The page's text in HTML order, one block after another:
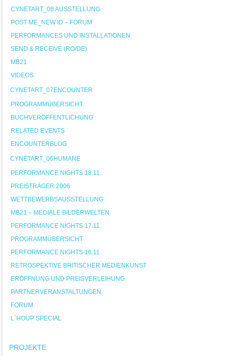
CYNETART_08 AUSSTELLUNG
POST ME_NEW ID – FORUM
PERFORMANCES UND INSTALLATIONEN
SEND & RECEIVE (RO/DE)
MB21
VIDEOS
CYNETART_07ENCOUNTER
PROGRAMMÜBERSICHT
BUCHVERÖFFENTLICHUNG
RELATED EVENTS
ENCOUNTERBLOG
CYNETART_06HUMANE
PERFORMANCE NIGHTS 18.11.
PREISTRÄGER 2006
WETTBEWERBSAUSSTELLUNG
MB21 – MEDIALE BILDERWELTEN
PERFORMANCE NIGHTS 17.11.
PROGRAMMÜBERSICHT
PERFORMANCE NIGHTS 16.11.
RETROSPEKTIVE BRITISCHER MEDIENKUNST
ERÖFFNUNG UND PREISVERLEIHUNG
PARTNERVERANSTALTUNGEN
FORUM
L`HOUP SPECIAL
PROJEKTE